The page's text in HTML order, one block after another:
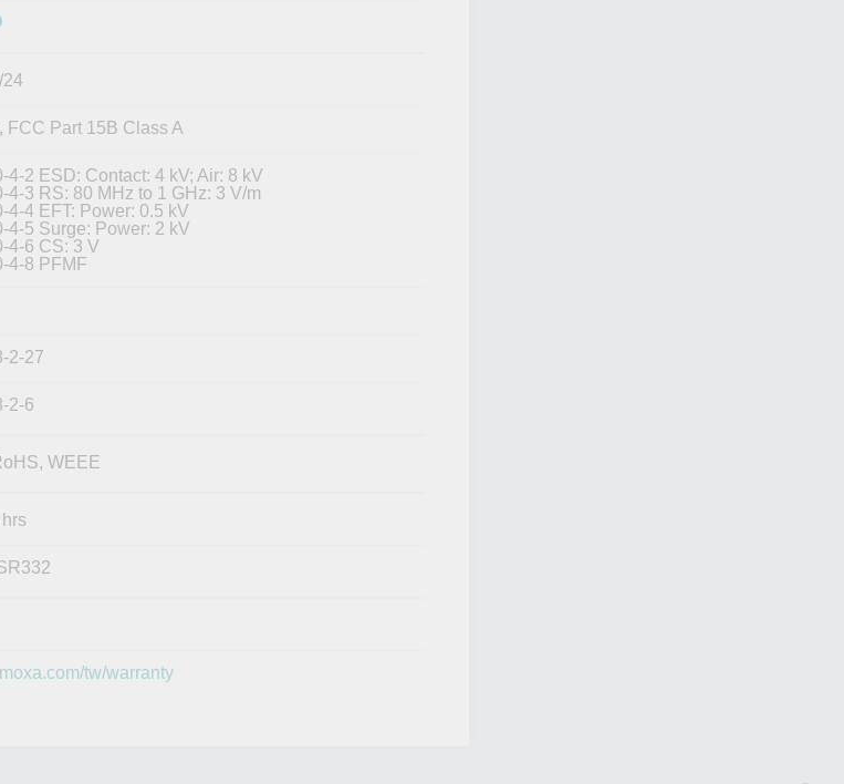
24
FCC Part 15B Class A
4-2 ESD: Contact: 4 kV; Air: 8 kV
4-3 RS: 80 MHz to 1 GHz: 3 V/m
4-4 EFT: Power: 0.5 kV
4-5 Surge: Power: 2 kV
4-6 CS: 3 V
4-8 PFMF
2-27
2-6
WEEE
tw/warranty